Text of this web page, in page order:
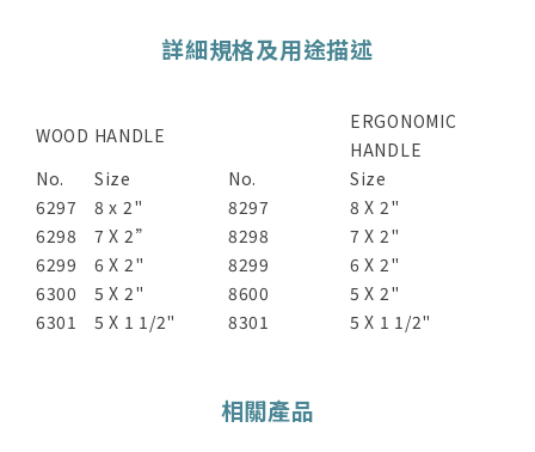
詳細規格及用途描述
WOOD HANDLE
ERGONOMIC
HANDLE
No.
Size No.
Size
6297
8 x 2" 8297
8 X 2"
6298
7 X 2” 8298
7 X 2"
6299
6 X 2" 8299
6 X 2"
6300
5 X 2" 8600
5 X 2"
6301
5 X 1 1/2" 8301 5 X 1 1/2"
相關產品